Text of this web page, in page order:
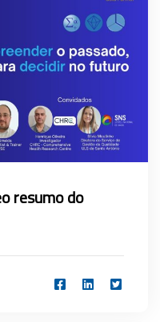
resumo do